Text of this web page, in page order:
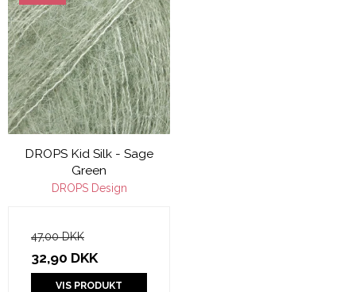
DROPS Kid Silk - Sage
Green
DROPS Design
47,00 DKK
32,90 DKK
VIS PRODUKT